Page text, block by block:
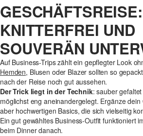
GESCHÄFTSREISE:
KNITTERFREI UND
SOUVERÄN
Auf Business-Trips zählt ein gepflegter Look
Hemden, Blusen oder Blazer sollten so
nach der Reise noch gut aussehen.
Der Trick liegt in der Technik: sauber
möglichst eng aneinandergelegt. Ergänze
aber hochwertigen Basics, die sich vielseitig
Ein gut gewähltes Business-Outfit funktioniert
beim Dinner danach.